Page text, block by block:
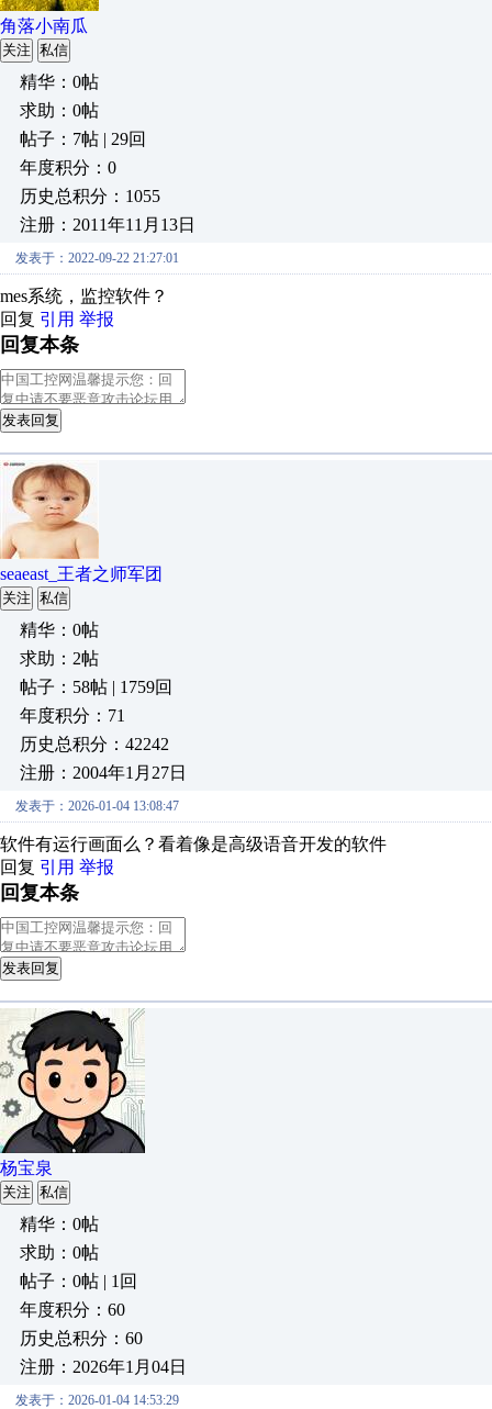
角落小南瓜
关注 私信
精华：0帖
求助：0帖
帖子：7帖 | 29回
年度积分：0
历史总积分：1055
注册：2011年11月13日
发表于：2022-09-22 21:27:01
mes系统，监控软件？
回复 引用 举报
回复本条
发表回复
seaeast_王者之师军团
关注 私信
精华：0帖
求助：2帖
帖子：58帖 | 1759回
年度积分：71
历史总积分：42242
注册：2004年1月27日
发表于：2026-01-04 13:08:47
软件有运行画面么？看着像是高级语音开发的软件
回复 引用 举报
回复本条
发表回复
杨宝泉
关注 私信
精华：0帖
求助：0帖
帖子：0帖 | 1回
年度积分：60
历史总积分：60
注册：2026年1月04日
发表于：2026-01-04 14:53:29